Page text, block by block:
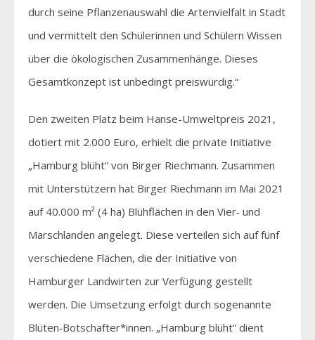
durch seine Pflanzenauswahl die Artenvielfalt in Stadt
und vermittelt den Schülerinnen und Schülern Wissen
über die ökologischen Zusammenhänge. Dieses
Gesamtkonzept ist unbedingt preiswürdig.“
Den zweiten Platz beim Hanse-Umweltpreis 2021,
dotiert mit 2.000 Euro, erhielt die private Initiative
„Hamburg blüht“ von Birger Riechmann. Zusammen
mit Unterstützern hat Birger Riechmann im Mai 2021
auf 40.000 m² (4 ha) Blühflächen in den Vier‐ und
Marschlanden angelegt. Diese verteilen sich auf fünf
verschiedene Flächen, die der Initiative von
Hamburger Landwirten zur Verfügung gestellt
werden. Die Umsetzung erfolgt durch sogenannte
Blüten‐Botschafter*innen. „Hamburg blüht“ dient